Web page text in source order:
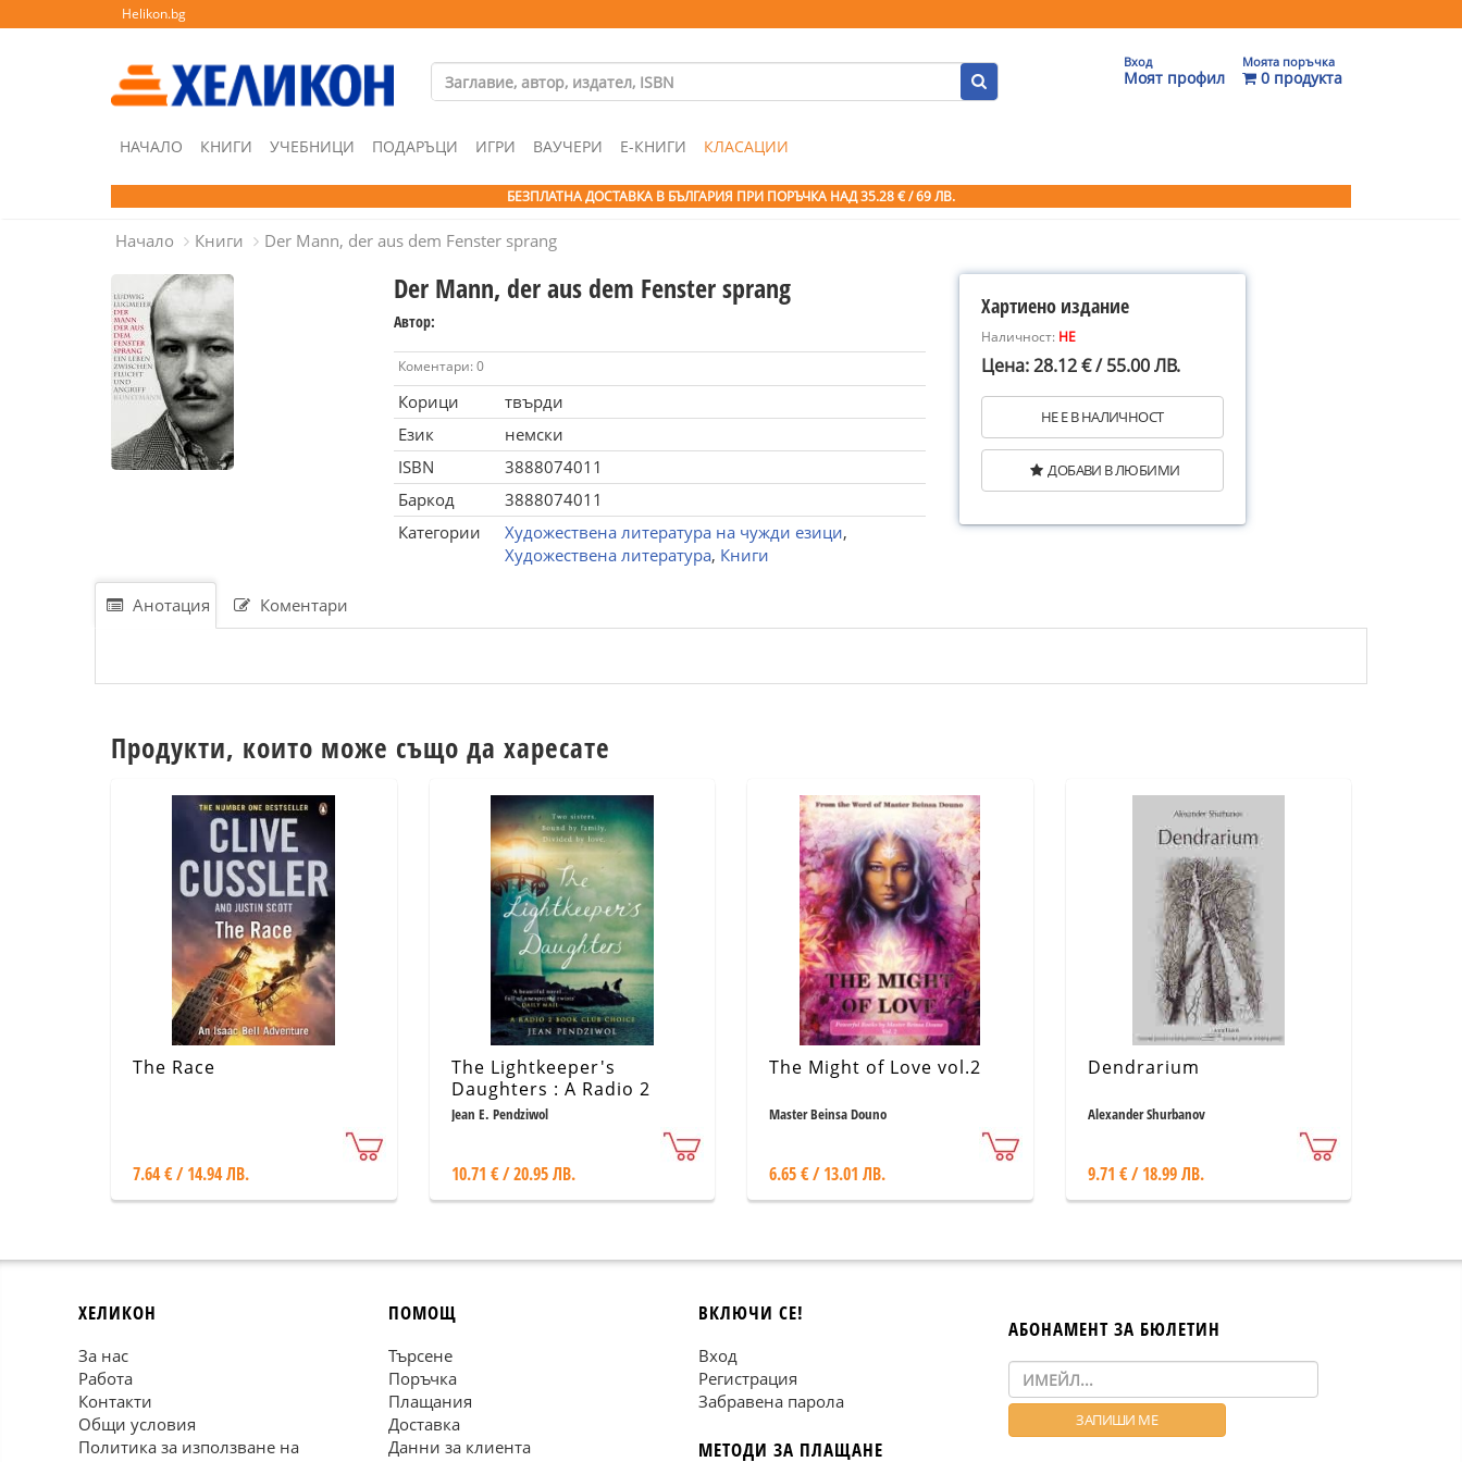
Helikon.bg
Вход
Моят профил
Моята поръчка
0 продукта
НАЧАЛО КНИГИ УЧЕБНИЦИ ПОДАРЪЦИ ИГРИ ВАУЧЕРИ Е-КНИГИ КЛАСАЦИИ
БЕЗПЛАТНА ДОСТАВКА В БЪЛГАРИЯ ПРИ ПОРЪЧКА НАД 35.28 € / 69 ЛВ.
Начало Книги Der Mann, der aus dem Fenster sprang
Der Mann, der aus dem Fenster sprang
Автор:
Коментари: 0
Корици
твърди
Език
немски
ISBN
3888074011
Баркод
3888074011
Категории
Художествена литература на чужди езици,
Художествена литература, Книги
Хартиено издание
Наличност: НЕ
Цена: 28.12 € / 55.00 ЛВ.
НЕ Е В НАЛИЧНОСТ
ДОБАВИ В ЛЮБИМИ
Анотация Коментари
Продукти, които може също да харесате
The Race
7.64 € / 14.94 ЛВ.
The Lightkeeper's
Daughters : A Radio 2
Book Club Choice
Jean E. Pendziwol
10.71 € / 20.95 ЛВ.
The Might of Love vol.2
Master Beinsa Douno
6.65 € / 13.01 ЛВ.
Dendrarium
Alexander Shurbanov
9.71 € / 18.99 ЛВ.
ХЕЛИКОН
За нас
Работа
Контакти
Общи условия
Политика за използване на
ПОМОЩ
Търсене
Поръчка
Плащания
Доставка
Данни за клиента
ВКЛЮЧИ СЕ!
Вход
Регистрация
Забравена парола
МЕТОДИ ЗА ПЛАЩАНЕ
АБОНАМЕНТ ЗА БЮЛЕТИН